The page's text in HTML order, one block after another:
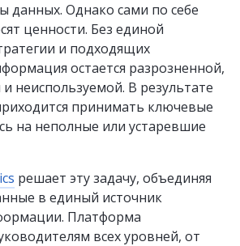
данных. Однако сами по себе
ценности. Без единой
и подходящих
остается разрозненной,
неиспользуемой. В результате
принимать ключевые
на неполные или устаревшие
решает эту задачу, объединяя
в единый источник
Платформа
всех уровней, от